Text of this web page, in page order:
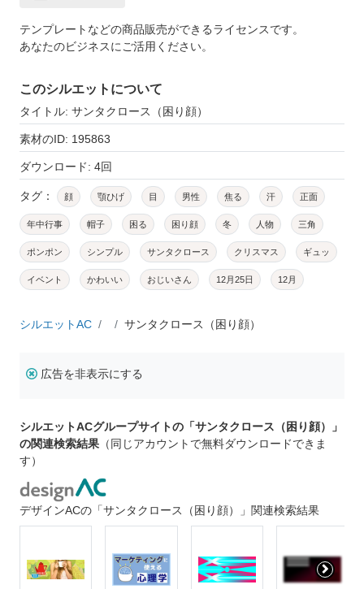
テンプレートなどの商品販売ができるライセンスです。
あなたのビジネスにご活用ください。
このシルエットについて
タイトル: サンタクロース（困り顔）
素材のID: 195863
ダウンロード: 4回
タグ： 顔 顎ひげ 目 男性 焦る 汗 正面
年中行事 帽子 困る 困り顔 冬 人物 三角
ポンポン シンプル サンタクロース クリスマス ギュッ
イベント かわいい おじいさん 12月25日 12月
シルエットAC サンタクロース（困り顔）
広告を非表示にする
シルエットACグループサイトの「サンタクロース（困り顔）」
の関連検索結果 （同じアカウントで無料ダウンロードできま
す）
デザインACの「サンタクロース（困り顔）」関連検索結果